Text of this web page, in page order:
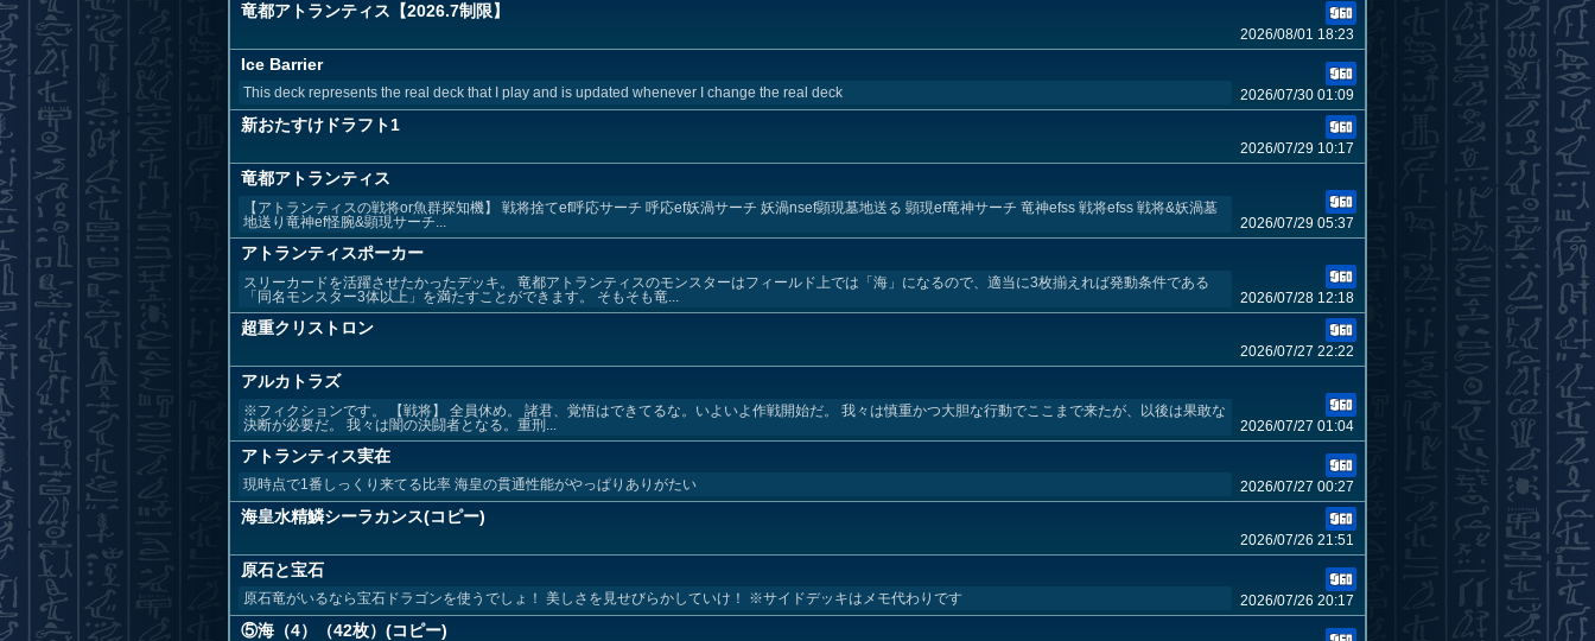
竜都アトランティス【2026.7制限】
2026/08/01 18:23
Ice Barrier
This deck represents the real deck that I play and is updated whenever I change the real deck 2026/07/30 01:09
新おたすけドラフト1
2026/07/29 10:17
竜都アトランティス
【アトランティスの戦将or魚群探知機】 戦将捨てef呼応サーチ 呼応ef妖渦サーチ 妖渦nsef顕現墓地送る 顕現ef竜神サーチ 竜神efss 戦将efss 戦将&妖渦墓
地送り竜神ef怪腕&顕現サーチ...
2026/07/29 05:37
アトランティスポーカー
スリーカードを活躍させたかったデッキ。 竜都アトランティスのモンスターはフィールド上では「海」になるので、適当に3枚揃えれば発動条件である
「同名モンスター3体以上」を満たすことができます。 そもそも竜...
2026/07/28 12:18
超重クリストロン
2026/07/27 22:22
アルカトラズ
※フィクションです。 【戦将】 全員休め。 諸君、覚悟はできてるな。いよいよ作戦開始だ。 我々は慎重かつ大胆な行動でここまで来たが、以後は果敢な
決断が必要だ。 我々は闇の決闘者となる。重刑...
2026/07/27 01:04
アトランティス実在
現時点で1番しっくり来てる比率 海皇の貫通性能がやっぱりありがたい 2026/07/27 00:27
海皇水精鱗シーラカンス(コピー)
2026/07/26 21:51
原石と宝石
原石竜がいるなら宝石ドラゴンを使うでしょ！ 美しさを見せびらかしていけ！ ※サイドデッキはメモ代わりです 2026/07/26 20:17
⑤海（4）（42枚）(コピー)